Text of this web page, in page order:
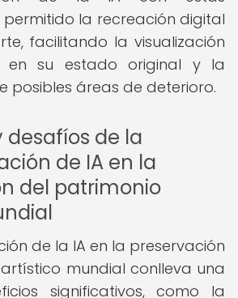
la recreación digital
facilitando la visualización
en su estado original y la
posibles áreas de deterioro.
desafíos de la
de IA en la
del patrimonio
de la IA en la preservación
mundial conlleva una
significativos, como la